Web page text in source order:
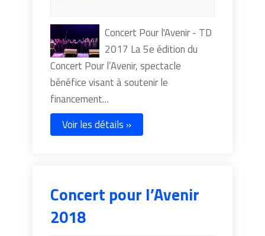
Concert Pour l'Avenir - TD
2017 ​La 5e édition du
Concert Pour l’Avenir, spectacle
bénéfice visant à soutenir le
financement…
Voir les détails »
Concert pour l’Avenir
2018